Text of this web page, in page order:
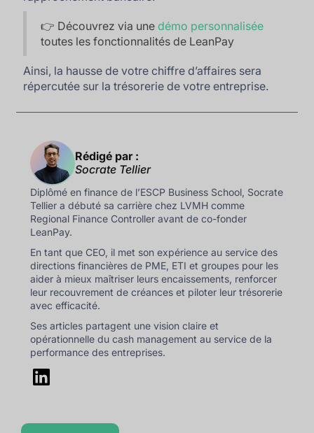
👉 Découvrez via unedémo personnalisée
toutes les fonctionnalités de LeanPay
Ainsi, la hausse de votre chiffre d’affaires sera
répercutée sur la trésorerie de votre entreprise.
Rédigé par :
Socrate Tellier
Diplômé en finance de l’ESCP Business School, Socrate
Tellier a débuté sa carrière chez LVMH comme
Regional Finance Controller avant de co-fonder
LeanPay.
En tant que CEO, il met son expérience au service des
directions financières de PME, ETI et groupes pour les
aider à mieux maîtriser leurs encaissements, renforcer
leur recouvrement de créances et piloter leur trésorerie
avec efficacité.
Ses articles partagent une vision claire et
opérationnelle du cash management au service de la
performance des entreprises.